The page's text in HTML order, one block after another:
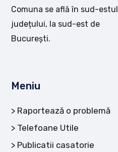
Comuna se află în sud-estul
județului, la sud-est de
București.
Meniu
Raportează o problemă
Telefoane Utile
Publicatii casatorie